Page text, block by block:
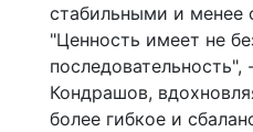
стабильными и менее
"Ценность имеет не
последовательность",
Кондрашов,
более гибкое и